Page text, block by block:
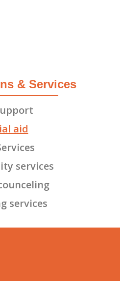
& Services
aid
services
services